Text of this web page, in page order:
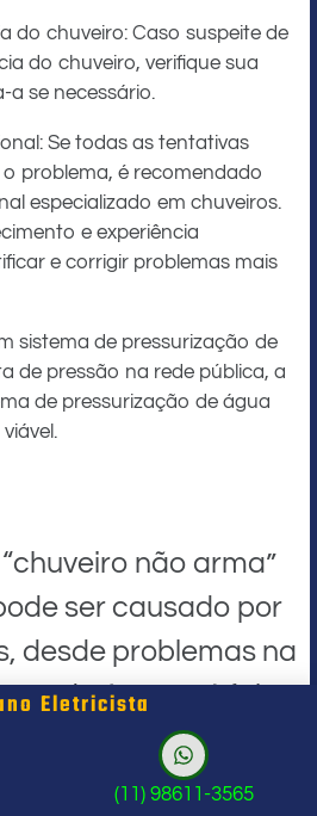
do chuveiro: Caso suspeite de
do chuveiro, verifique sua
a se necessário.
Se todas as tentativas
problema, é recomendado
especializado em chuveiros.
e experiência
e corrigir problemas mais
sistema de pressurização de
de pressão na rede pública, a
de pressurização de água
não arma”
ser causado por
desde problemas na
de água até falta
na rede pública.
as devidas medidas
Eletricista
(11) 98611-3565